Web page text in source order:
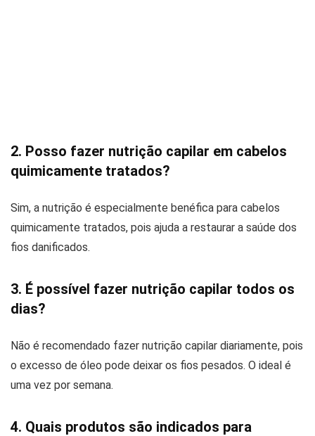
2. Posso fazer nutrição capilar em cabelos
quimicamente tratados?
Sim, a nutrição é especialmente benéfica para cabelos
quimicamente tratados, pois ajuda a restaurar a saúde dos
fios danificados.
3. É possível fazer nutrição capilar todos os
dias?
Não é recomendado fazer nutrição capilar diariamente, pois
o excesso de óleo pode deixar os fios pesados. O ideal é
uma vez por semana.
4. Quais produtos são indicados para